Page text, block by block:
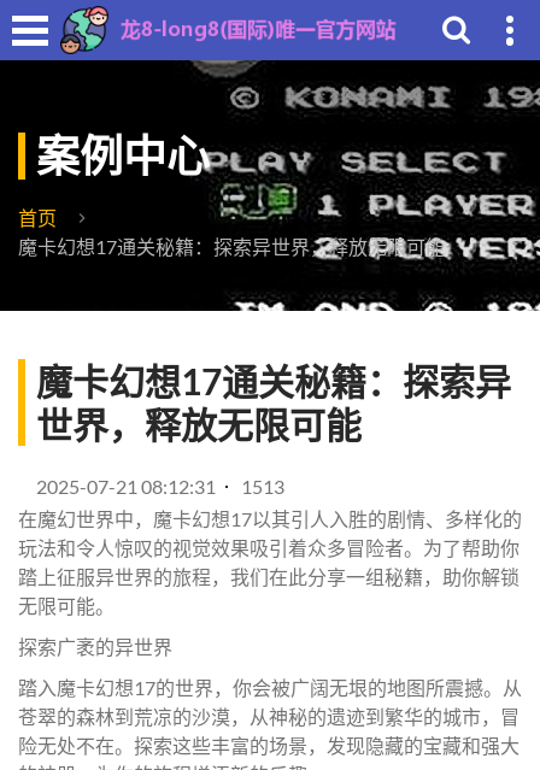
案例中心
首页
魔卡幻想17通关秘籍：探索异世界，释放无限可能
魔卡幻想17通关秘籍：探索异
世界，释放无限可能
2025-07-21 08:12:31
1513
在魔幻世界中，魔卡幻想17以其引人入胜的剧情、多样化的
玩法和令人惊叹的视觉效果吸引着众多冒险者。为了帮助你
踏上征服异世界的旅程，我们在此分享一组秘籍，助你解锁
无限可能。
探索广袤的异世界
踏入魔卡幻想17的世界，你会被广阔无垠的地图所震撼。从
苍翠的森林到荒凉的沙漠，从神秘的遗迹到繁华的城市，冒
险无处不在。探索这些丰富的场景，发现隐藏的宝藏和强大